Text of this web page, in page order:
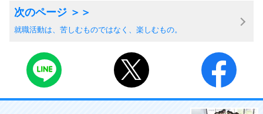
就職活動は、苦しむものではなく、楽しむもの。